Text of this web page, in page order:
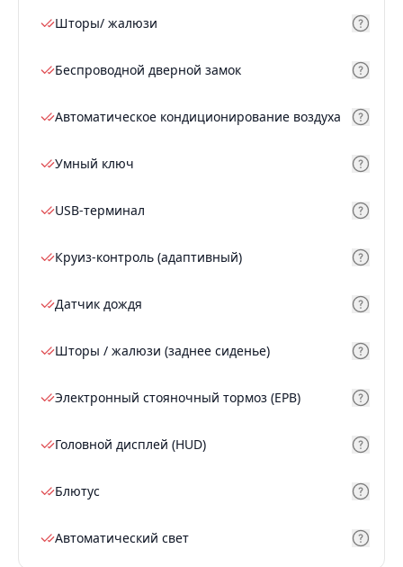
Шторы/ жалюзи
Беспроводной дверной замок
Автоматическое кондиционирование воздуха
Умный ключ
USB-терминал
Круиз-контроль (адаптивный)
Датчик дождя
Шторы / жалюзи (заднее сиденье)
Электронный стояночный тормоз (EPB)
Головной дисплей (HUD)
Блютус
Автоматический свет